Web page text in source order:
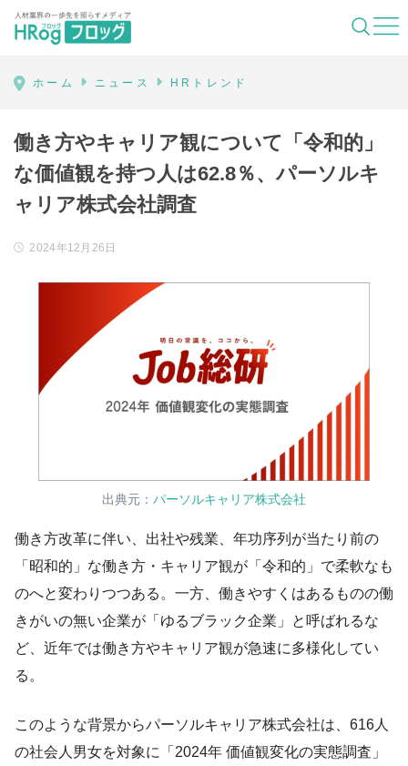
HRog | 人材業界の一歩先を照らすメディ
ホーム ニュース HRトレンド
働き方やキャリア観について「令和的」
な価値観を持つ人は62.8％、パーソルキ
ャリア株式会社調査
2024年12月26日
出典元： パーソルキャリア株式会社
働き方改革に伴い、出社や残業、年功序列が当たり前の
「昭和的」な働き方・キャリア観が「令和的」で柔軟なも
のへと変わりつつある。一方、働きやすくはあるものの働
きがいの無い企業が「ゆるブラック企業」と呼ばれるな
ど、近年では働き方やキャリア観が急速に多様化してい
る。
このような背景からパーソルキャリア株式会社は、616人
の社会人男女を対象に「2024年 価値観変化の実態調査」